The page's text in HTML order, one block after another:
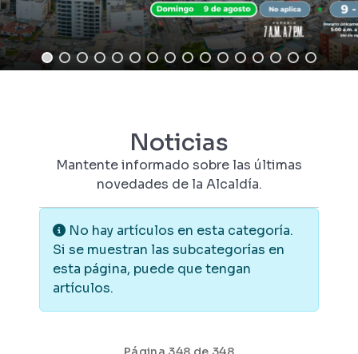
Noticias
Mantente informado sobre las últimas
novedades de la Alcaldía.
Información
No hay artículos en esta categoría.
Si se muestran las subcategorías en
esta página, puede que tengan
artículos.